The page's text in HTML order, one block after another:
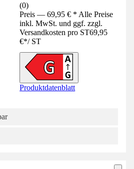
(0)
Preis — 69,95 € * Alle Preise
inkl. MwSt. und ggf. zzgl.
Versandkosten pro ST69,95
€*/ ST
Produktdatenblatt